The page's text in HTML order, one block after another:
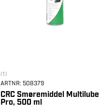
(1)
ARTNR: 508379
CRC Smøremiddel Multilube
Pro, 500 ml